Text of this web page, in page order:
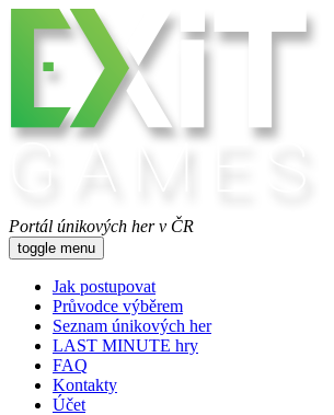
Portál únikových her v ČR
toggle menu
Jak postupovat
Průvodce výběrem
Seznam únikových her
LAST MINUTE hry
FAQ
Kontakty
Účet